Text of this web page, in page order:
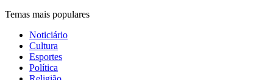
Temas mais populares
Noticiário
Cultura
Esportes
Política